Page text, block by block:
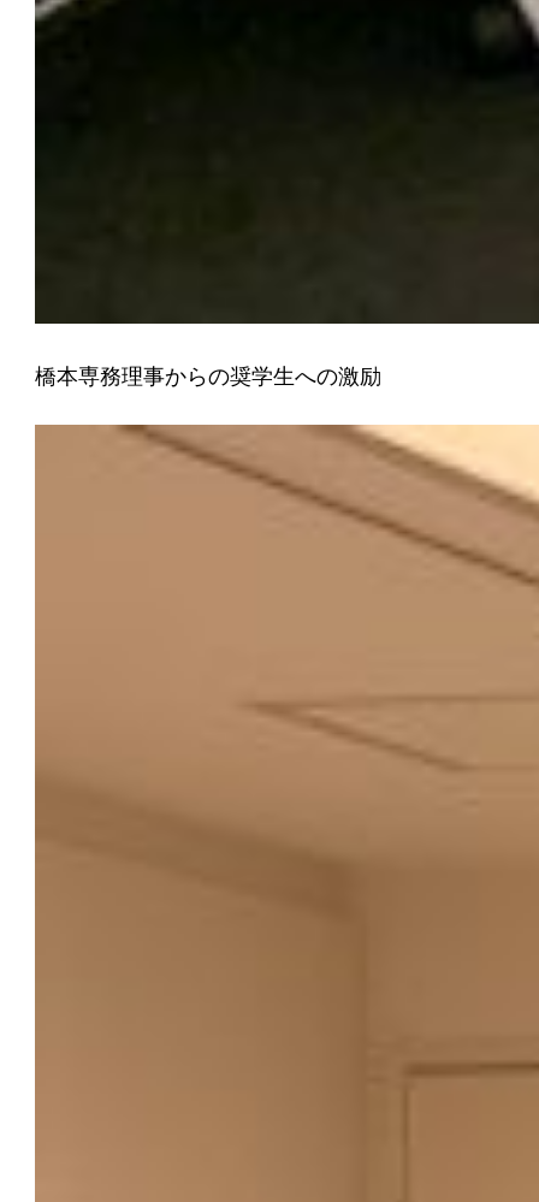
橋本専務理事からの奨学生への激励